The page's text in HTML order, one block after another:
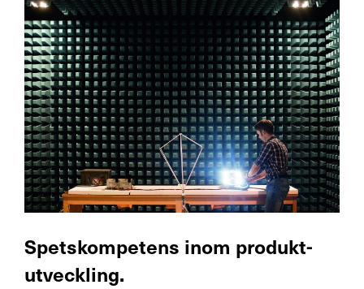
Spetskompetens inom produkt-
utveckling.